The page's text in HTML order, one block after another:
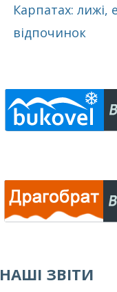
Карпатах: лижі,
відпочинок
НАШІ ЗВІТИ